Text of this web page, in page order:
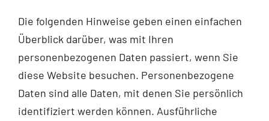
Die folgenden Hinweise geben einen einfachen
Überblick darüber, was mit Ihren
personenbezogenen Daten passiert, wenn Sie
diese Website besuchen. Personenbezogene
Daten sind alle Daten, mit denen Sie persönlich
identifiziert werden können. Ausführliche